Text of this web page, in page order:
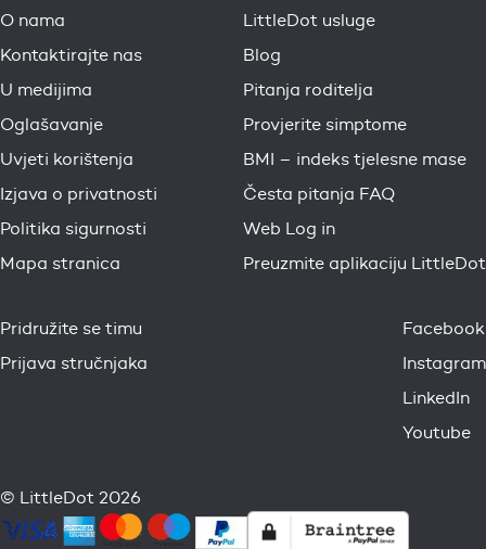
O nama
Kontaktirajte nas
U medijima
Oglašavanje
Uvjeti korištenja
Izjava o privatnosti
Politika sigurnosti
Mapa stranica
LittleDot usluge
Blog
Pitanja roditelja
Provjerite simptome
BMI – indeks tjelesne mase
Česta pitanja FAQ
Web Log in
Preuzmite aplikaciju LittleDot
Pridružite se timu
Prijava stručnjaka
Facebook
Instagram
LinkedIn
Youtube
© LittleDot 2026